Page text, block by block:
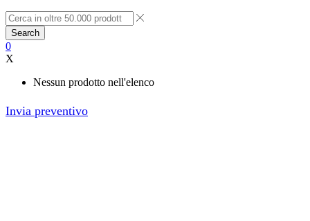
Search
0
X
Nessun prodotto nell'elenco
Invia preventivo